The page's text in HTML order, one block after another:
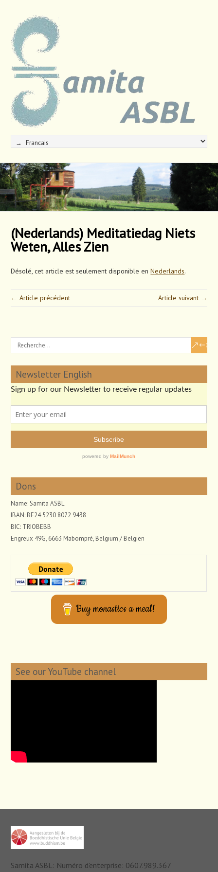
(Nederlands) Meditatiedag Niets
Weten, Alles Zien
Désolé, cet article est seulement disponible enNederlands.
← Article précédent Article suivant →
Newsletter English
Dons
Name: Samita ASBL
IBAN: BE24 5230 8072 9438
BIC: TRIOBEBB
Engreux 49G, 6663 Mabompré, Belgium / Belgien
Buy monastics a meal!
See our YouTube channel
Samita ASBL: Numéro d'enterprise: 0607.989.367